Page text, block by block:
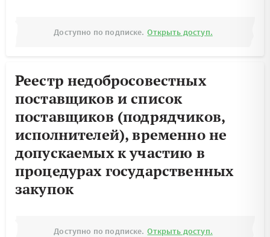
Доступно по подписке. Открыть доступ.
Реестр недобросовестных
поставщиков и список
поставщиков (подрядчиков,
исполнителей), временно не
допускаемых к участию в
процедурах государственных
закупок
Доступно по подписке. Открыть доступ.